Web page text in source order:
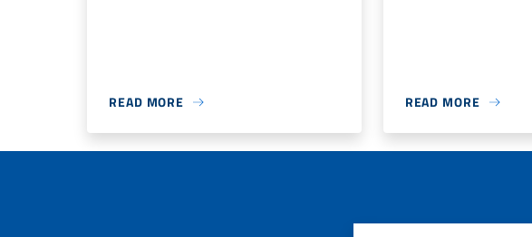
READ MORE READ MORE